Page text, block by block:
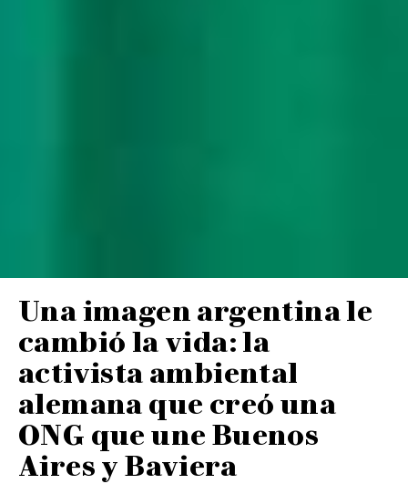
Una imagen argentina le
cambió la vida: la
activista ambiental
alemana que creó una
ONG que une Buenos
Aires y Baviera